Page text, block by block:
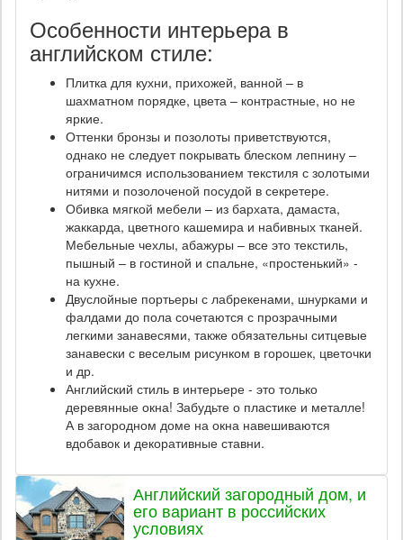
Особенности интерьера в
английском стиле:
Плитка для кухни, прихожей, ванной – в
шахматном порядке, цвета – контрастные, но не
яркие.
Оттенки бронзы и позолоты приветствуются,
однако не следует покрывать блеском лепнину –
ограничимся использованием текстиля с золотыми
нитями и позолоченой посудой в секретере.
Обивка мягкой мебели – из бархата, дамаста,
жаккарда, цветного кашемира и набивных тканей.
Мебельные чехлы, абажуры – все это текстиль,
пышный – в гостиной и спальне, «простенький» -
на кухне.
Двуслойные портьеры с лабрекенами, шнурками и
фалдами до пола сочетаются с прозрачными
легкими занавесями, также обязательны ситцевые
занавески с веселым рисунком в горошек, цветочки
и др.
Английский стиль в интерьере - это только
деревянные окна! Забудьте о пластике и металле!
А в загородном доме на окна навешиваются
вдобавок и декоративные ставни.
Английский загородный дом, и
его вариант в российских
условиях